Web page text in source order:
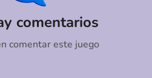
comentarios
comentar este juego